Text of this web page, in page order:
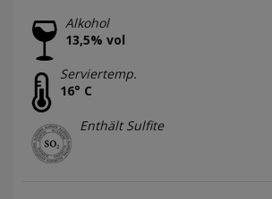
Alkohol
13,5% vol
Serviertemp.
16° C
Enthält Sulfite